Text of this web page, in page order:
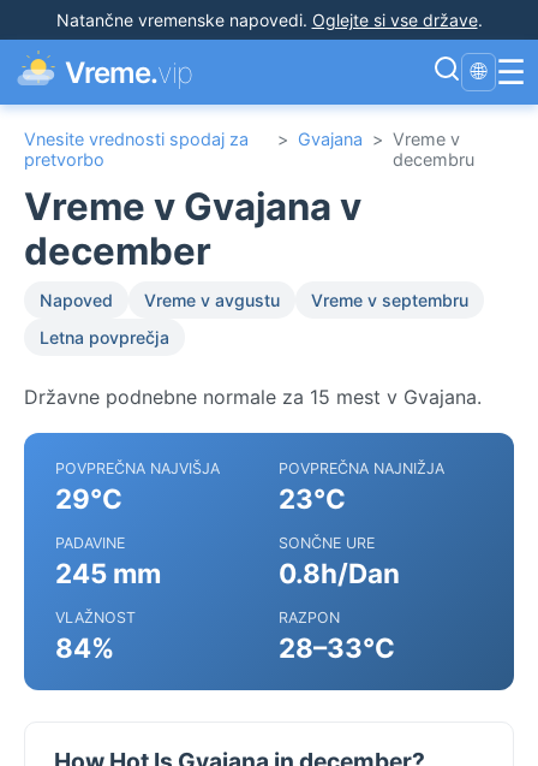
Natančne vremenske napovedi. Oglejte si vse države.
Vreme.vip 🌐 ☰
Vnesite vrednosti spodaj za
pretvorbo
> Gvajana > Vreme v
decembru
Vreme v Gvajana v
december
Napoved Vreme v avgustu
Vreme v septembru
Letna povprečja
Državne podnebne normale za 15 mest v Gvajana.
POVPREČNA NAJVIŠJA
29°C
POVPREČNA NAJNIŽJA
23°C
PADAVINE
245 mm
SONČNE URE
0.8h/Dan
VLAŽNOST
84%
RAZPON
28–33°C